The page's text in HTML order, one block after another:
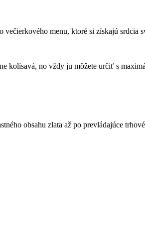
menu, ktoré si získajú
obsahu zlata až po prevládajúce